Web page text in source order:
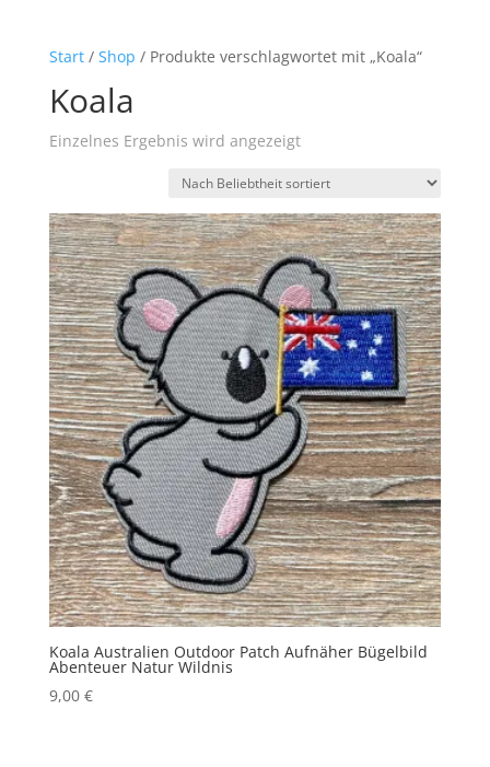
Start/ Shop / Produkte verschlagwortet mit „Koala“
Koala
Einzelnes Ergebnis wird angezeigt
Koala Australien Outdoor Patch Aufnäher Bügelbild
Abenteuer Natur Wildnis
9,00 €